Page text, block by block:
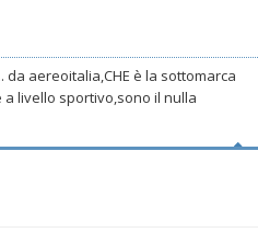
aereoitalia,CHE è la sottomarca
a livello sportivo,sono il nulla